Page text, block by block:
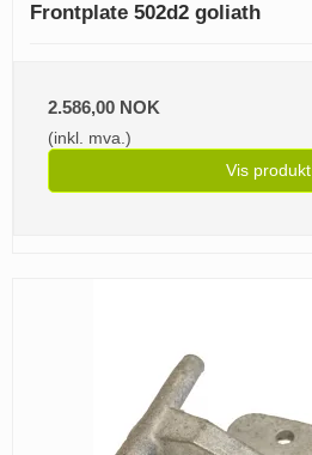
Frontplate 502d2 goliath
2.586,00 NOK
(inkl. mva.)
Vis produkt